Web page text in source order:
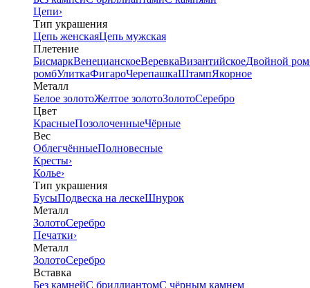
Цепи›
Тип украшения
Цепь женскаяЦепь мужская
Плетение
БисмаркВенецианскоеВеревкаВизантийскоеДвойной
ромбУлиткаФигароЧерепашкаШтампЯкорное
Металл
Белое золотоЖелтое золотоЗолотоСеребро
Цвет
КрасныеПозолоченныеЧёрные
Вес
ОблегчённыеПолновесные
Кресты›
Колье›
Тип украшения
БусыПодвеска на лескеШнурок
Металл
ЗолотоСеребро
Печатки›
Металл
ЗолотоСеребро
Вставка
Без камнейС бриллиантомС чёрным камнем